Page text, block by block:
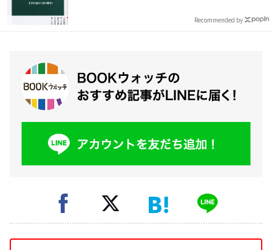
Recommended by